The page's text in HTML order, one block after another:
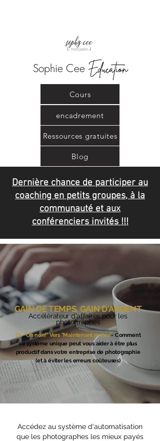
Sophie Cee Éducation
Cours
encadrement
Ressources gratuites
Blog
Dernière chance de participer au
coaching en petits groupes, à la
communauté et aux
conférenciers invités !!!
GAIN DE TEMPS, GAIN D'ARGENT
Accélérateur d'affaires pour les
photographes
De "Oh non!" Vers "Maintenant je sais"- Comment
ce système unique peut vous aider à être plus
productif dans votre entreprise de photographie
(et à éviter les erreurs coûteuses)
Accédez au système d'automatisation
que les photographes les mieux payés